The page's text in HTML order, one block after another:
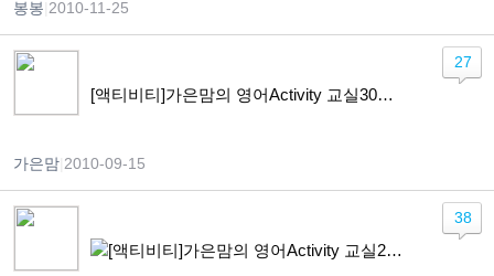
봉봉 2010-11-25
[액티비티]가은맘의 영어Activity 교실30회 ‘밀가루와 국수
가은맘 2010-09-15
27
[액티비티]가은맘의 영어Activity 교실29회 ‘신호등 그리고 모양
38